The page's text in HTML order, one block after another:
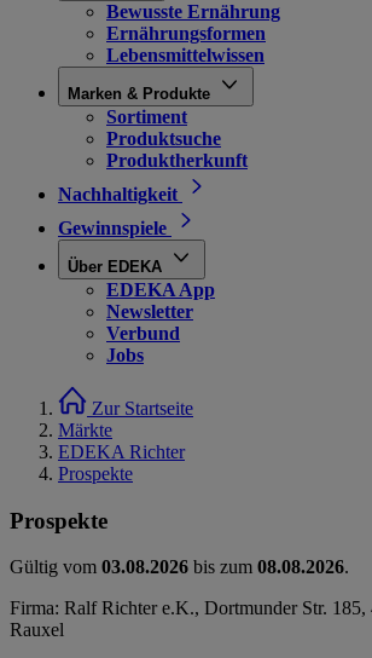
Bewusste Ernährung
Ernährungsformen
Lebensmittelwissen
Marken & Produkte
Sortiment
Produktsuche
Produktherkunft
Nachhaltigkeit
Gewinnspiele
Über EDEKA
EDEKA App
Newsletter
Verbund
Jobs
Zur Startseite
Märkte
EDEKA Richter
Prospekte
Prospekte
Gültig vom 03.08.2026 bis zum 08.08.2026.
Firma: Ralf Richter e.K., Dortmunder Str. 185,
Rauxel